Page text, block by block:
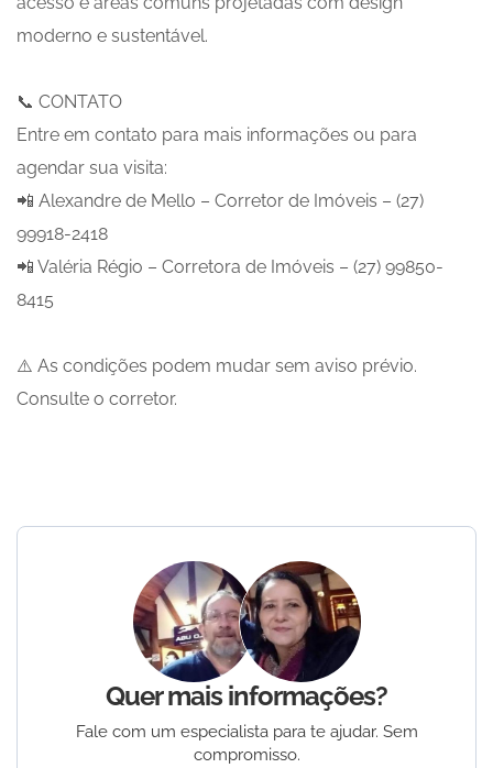
moderno e sustentável.
📞 CONTATO
Entre em contato para mais informações ou para
agendar sua visita:
📲 Alexandre de Mello – Corretor de Imóveis – (27)
99918-2418
📲 Valéria Régio – Corretora de Imóveis – (27) 99850-
8415
⚠️ As condições podem mudar sem aviso prévio.
Consulte o corretor.
Quer mais informações?
Fale com um especialista para te ajudar. Sem
compromisso.